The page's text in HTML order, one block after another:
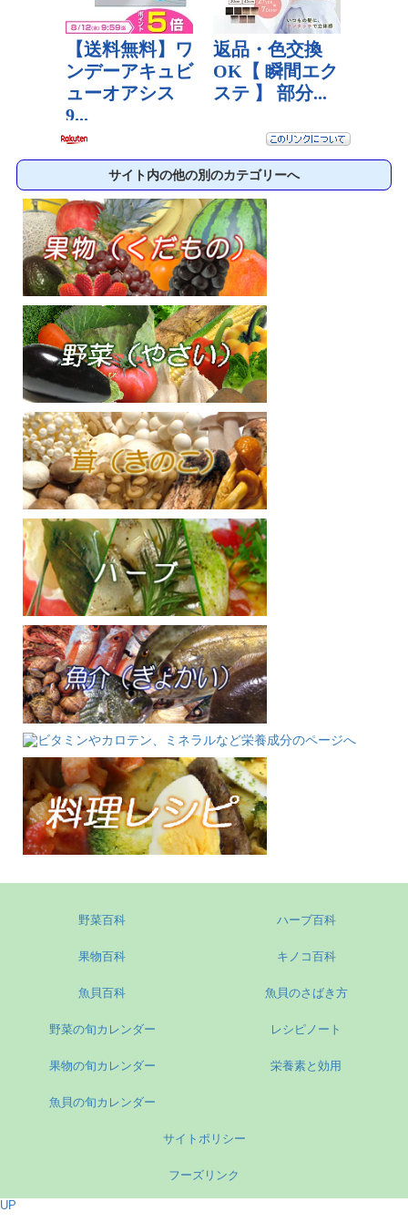
サイト内の他の別のカテゴリーへ
野菜百科
果物百科
魚貝百科
ハーブ百科
キノコ百科
魚貝のさばき方
野菜の旬カレンダー
果物の旬カレンダー
魚貝の旬カレンダー
レシピノート
栄養素と効用
サイトポリシー
フーズリンク
UP